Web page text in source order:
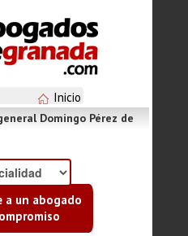
Inicio
a un abogado
Domingo Pérez de